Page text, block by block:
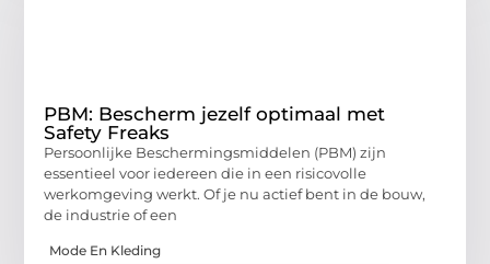
PBM: Bescherm jezelf optimaal met
Safety Freaks
Persoonlijke Beschermingsmiddelen (PBM) zijn
essentieel voor iedereen die in een risicovolle
werkomgeving werkt. Of je nu actief bent in de bouw,
de industrie of een
Mode En Kleding